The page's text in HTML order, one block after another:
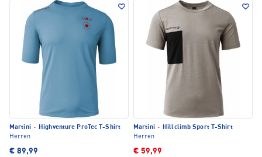
Martini · Highventure ProTec T-Shirt
Herren
€ 89,99
Martini · Hillclimb Sport T-Shirt
Herren
€ 59,99